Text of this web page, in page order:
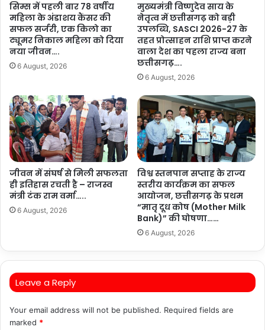
सिम्स में पहली बार 78 वर्षीय
महिला के अंडाशय कैंसर की
सफल सर्जरी, एक किलो का
ट्यूमर निकाल महिला को दिया
नया जीवन….
6 August, 2026
मुख्यमंत्री विष्णुदेव साय के
नेतृत्व में छत्तीसगढ़ को बड़ी
उपलब्धि, SASCI 2026-27 के
तहत प्रोत्साहन राशि प्राप्त करने
वाला देश का पहला राज्य बना
छत्तीसगढ़….
6 August, 2026
जीवन में संघर्ष से मिली सफलता
ही इतिहास रचती है – राजस्व
मंत्री टंक राम वर्मा…..
6 August, 2026
विश्व स्तनपान सप्ताह के राज्य
स्तरीय कार्यक्रम का सफल
आयोजन, छत्तीसगढ़ के प्रथम
“मातृ दूध कोष (Mother Milk
Bank)” की घोषणा……
6 August, 2026
Leave a Reply
Your email address will not be published. Required fields are
marked *